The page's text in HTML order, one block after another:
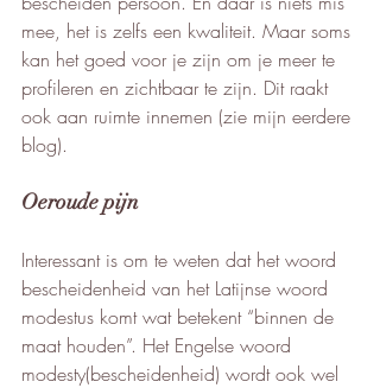
mee, het is zelfs een kwaliteit. Maar soms
kan het goed voor je zijn om je meer te
profileren en zichtbaar te zijn. Dit raakt
ook aan ruimte innemen (zie mijn eerdere
blog).
Oeroude pijn
Interessant is om te weten dat het woord
bescheidenheid van het Latijnse woord
modestus komt wat betekent “binnen de
maat houden”. Het Engelse woord
modesty(bescheidenheid) wordt ook wel